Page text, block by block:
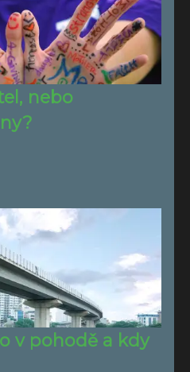
nebo
v pohodě a kdy